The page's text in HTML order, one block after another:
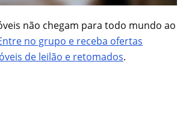
não chegam para todo mundo ao
no grupo e receba ofertas
de leilão e retomados.